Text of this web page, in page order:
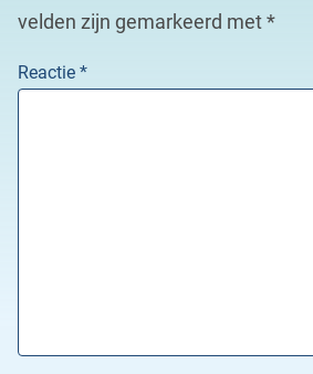
velden zijn gemarkeerd met*
Reactie *